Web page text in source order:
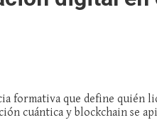
formativa que define quién
cuántica y blockchain se